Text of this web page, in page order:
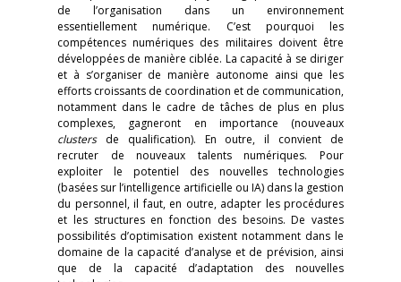
de l’organisation dans un environnement
essentiellement numérique. C’est pourquoi les
compétences numériques des militaires doivent être
développées de manière ciblée. La capacité à se diriger
et à s’organiser de manière autonome ainsi que les
efforts croissants de coordination et de communication,
notamment dans le cadre de tâches de plus en plus
complexes, gagneront en importance (nouveaux
clustersde qualification). En outre, il convient de
recruter de nouveaux talents numériques. Pour
exploiter le potentiel des nouvelles technologies
(basées sur l’intelligence artificielle ou IA) dans la gestion
du personnel, il faut, en outre, adapter les procédures
et les structures en fonction des besoins. De vastes
possibilités d’optimisation existent notamment dans le
domaine de la capacité d’analyse et de prévision, ainsi
que de la capacité d’adaptation des nouvelles